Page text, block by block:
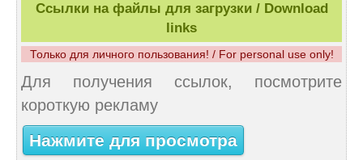
Ссылки на файлы для загрузки / Download
links
Только для личного пользования! / For personal use only!
Для получения ссылок, посмотрите
короткую рекламу
Нажмите для просмотра